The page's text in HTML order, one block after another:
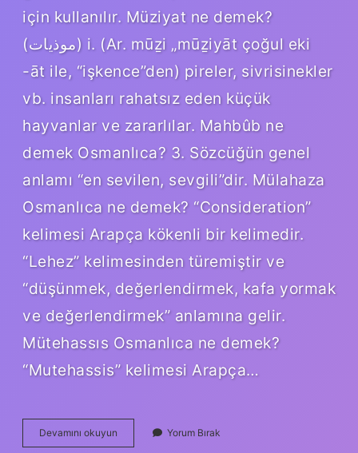
için kullanılır. Müziyat ne demek?
(ﻣﻮﺫﻳﺎﺕ) i. (Ar. mūẕі „mūẕiyāt çoğul eki
-āt ile, “işkence”den) pireler, sivrisinekler
vb. insanları rahatsız eden küçük
hayvanlar ve zararlılar. Mahbûb ne
demek Osmanlıca? 3. Sözcüğün genel
anlamı “en sevilen, sevgili”dir. Mülahaza
Osmanlıca ne demek? “Consideration”
kelimesi Arapça kökenli bir kelimedir.
“Lehez” kelimesinden türemiştir ve
“düşünmek, değerlendirmek, kafa yormak
ve değerlendirmek” anlamına gelir.
Mütehassıs Osmanlıca ne demek?
“Mutehassis” kelimesi Arapça…
Devamını okuyun Münebbi
Ne
Yorum Bırak